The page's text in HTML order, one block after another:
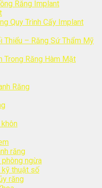
Răng Implant
Quy Trình Cấy Implant
Thiểu – Răng Sứ Thẩm Mỹ
Trong Răng Hàm Mặt
Răng
răng
phòng ngừa
kỹ thuật số
răng